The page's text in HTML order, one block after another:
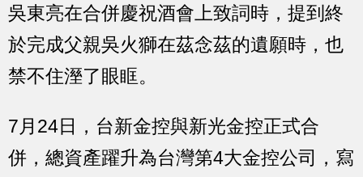
吳東亮在合併慶祝酒會上致詞時，提到終
於完成父親吳火獅在茲念茲的遺願時，也
禁不住溼了眼眶。
7月24日，台新金控與新光金控正式合
併，總資產躍升為台灣第4大金控公司，寫